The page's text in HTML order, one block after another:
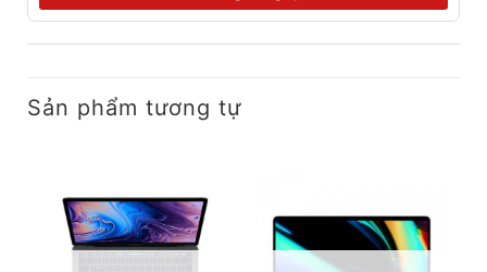
Sản phẩm tương tự